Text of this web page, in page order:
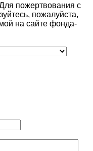
пожертвования с
пожалуйста,
на сайте фонда-